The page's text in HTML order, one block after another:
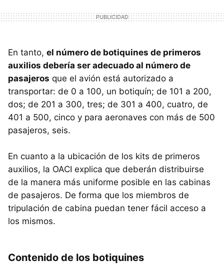
En tanto, el número de botiquines de primeros
auxilios debería ser adecuado al número de
pasajeros que el avión está autorizado a
transportar: de 0 a 100, un botiquín; de 101 a 200,
dos; de 201 a 300, tres; de 301 a 400, cuatro, de
401 a 500, cinco y para aeronaves con más de 500
pasajeros, seis.
En cuanto a la ubicación de los kits de primeros
auxilios, la OACI explica que deberán distribuirse
de la manera más uniforme posible en las cabinas
de pasajeros. De forma que los miembros de
tripulación de cabina puedan tener fácil acceso a
los mismos.
Contenido de los botiquines